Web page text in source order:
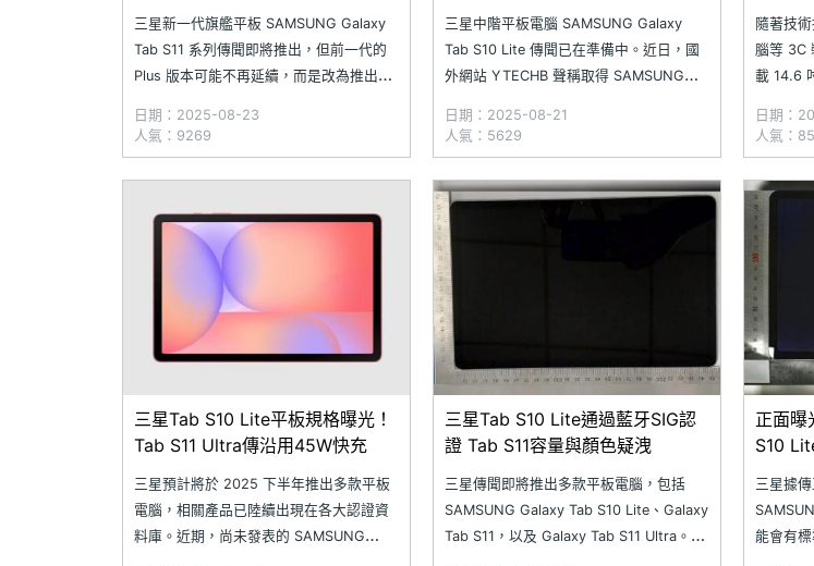
三星新一代旗艦平板 SAMSUNG Galaxy
Tab S11 系列傳聞即將推出，但前一代的
Plus 版本可能不再延續，而是改為推出螢
版本則是會持續推出新品。近日，德國網
站 Winfuture 透露取得 SAMSUNG
Galaxy T
日期：2025-08-23
人氣：9269
三星中階平板電腦 SAMSUNG Galaxy
Tab S10 Lite 傳聞已在準備中。近日，國
外網站 YTECHB 聲稱取得 SAMSUNG
圖，顯示新機將搭載 10.9 吋螢幕，並採用
三星自家的 Exynos 1380 處理器。此外，
S
日期：2025-08-21
人氣：5629
隨著技
腦等 3C
載 14.6
5.4mm
Qwaider
平板
日期：
人氣：
三星Tab S10 Lite平板規格曝光！
Tab S11 Ultra傳沿用45W快充
三星預計將於 2025 下半年推出多款平板
電腦，相關產品已陸續出現在各大認證資
料庫。近期，尚未發表的 SAMSUNG
三星Tab S10 Lite通過藍牙SIG認
證 Tab S11容量與顏色疑洩
三星傳聞即將推出多款平板電腦，包括
SAMSUNG Galaxy Tab S10 Lite、Galaxy
Tab S11，以及 Galaxy Tab S11 Ultra。繼
正面曝
S10
三星據
能會有